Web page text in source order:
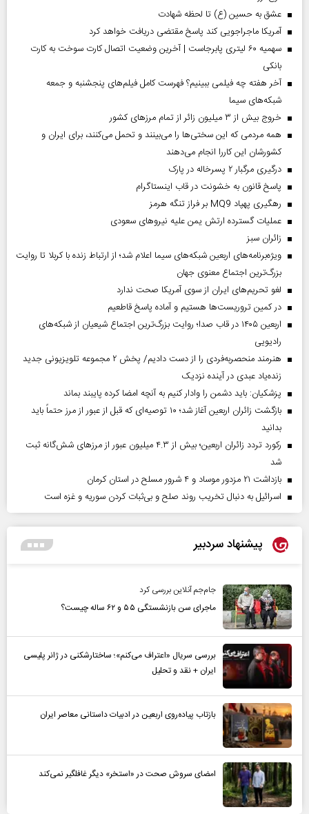
عشق به حسین (ع) تا لحظه شهادت
آمریکا ماجراجویی کند پاسخ مقتضی دریافت خواهد کرد
سهمیه ۶۰ لیتری پابرجاست | آخرین وضعیت اتصال کارت سوخت به کارت
بانکی
آخر هفته چه فیلمی ببینیم؟ فهرست کامل فیلم‌های پنجشنبه و جمعه
شبکه‌های سیما
خروج بیش از ۳ میلیون زائر از تمام مرز‌های کشور
همه مردمی که این سختی‌ها را می‌بینند و تحمل می‌کنند، برای ایران و
کشورشان این کاررا انجام می‌دهند
درگیری مرگبار ۲ پسرخاله در پارک
پاسخ قانون به خشونت در قاب اینستاگرام
رهگیری پهپاد MQ9 بر فراز تنگه هرمز
عملیات گسترده ارتش یمن علیه نیروهای سعودی
‌زائران سبز
ویژه‌برنامه‌های اربعین شبکه‌های سیما اعلام شد؛ از ارتباط زنده با کربلا تا روایت
بزرگ‌ترین اجتماع معنوی جهان
لغو تحریم‌های ایران از سوی آمریکا صحت ندارد
در کمین تروریست‌ها هستیم و آماده پاسخ قاطعیم
اربعین ۱۴۰۵ در قاب صدا؛ روایت بزرگ‌ترین اجتماع شیعیان از شبکه‌های
رادیویی
هنرمند منحصر‌به‌فردی را از دست دادیم/ پخش ۲ مجموعه تلویزیونی جدید
زنده‌یاد عبدی در آینده نزدیک
پزشکیان: باید دشمن را وادار کنیم به آنچه امضا کرده پایبند بماند
بازگشت زائران اربعین آغاز شد؛ ۱۰ توصیه‌ای که قبل از عبور از مرز حتماً باید
بدانید
رکورد تردد زائران اربعین؛ بیش از ۴.۳ میلیون عبور از مرزهای شش‌گانه ثبت
شد
بازداشت ۲۱ مزدور موساد و ۴ شرور مسلح در استان کرمان
اسرائیل به دنبال تخریب روند صلح و بی‌ثبات کردن سوریه و غزه است
پیشنهاد سردبیر
جام‌جم آنلاین بررسی کرد
ماجرای سن بازنشستگی ۵۵ و ۶۲ ساله چیست؟
بررسی سریال «اعتراف می‌کنم»؛ ساختارشکنی در ژانر پلیسی
ایران + نقد و تحلیل
بازتاب پیاده‌روی اربعین در ادبیات داستانی معاصر ایران
امضای سروش صحت در «استخر» دیگر غافلگیر نمی‌کند